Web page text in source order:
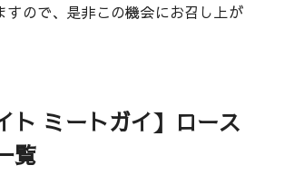
すので、是非この機会にお召し上が
ト ミートガイ】ロース
覧